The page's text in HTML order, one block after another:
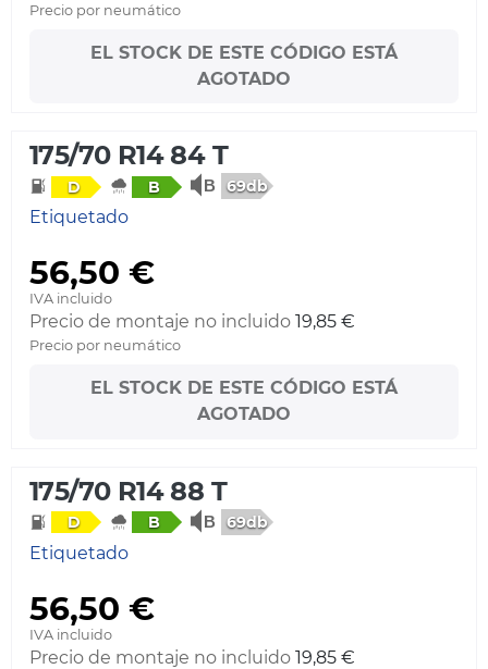
Precio por neumático
EL STOCK DE ESTE CÓDIGO ESTÁ
AGOTADO
175/70 R14 84 T
D B 69db
Etiquetado
56,50 €
IVA incluido
Precio de montaje no incluido 19,85 €
Precio por neumático
EL STOCK DE ESTE CÓDIGO ESTÁ
AGOTADO
175/70 R14 88 T
D B 69db
Etiquetado
56,50 €
IVA incluido
Precio de montaje no incluido 19,85 €